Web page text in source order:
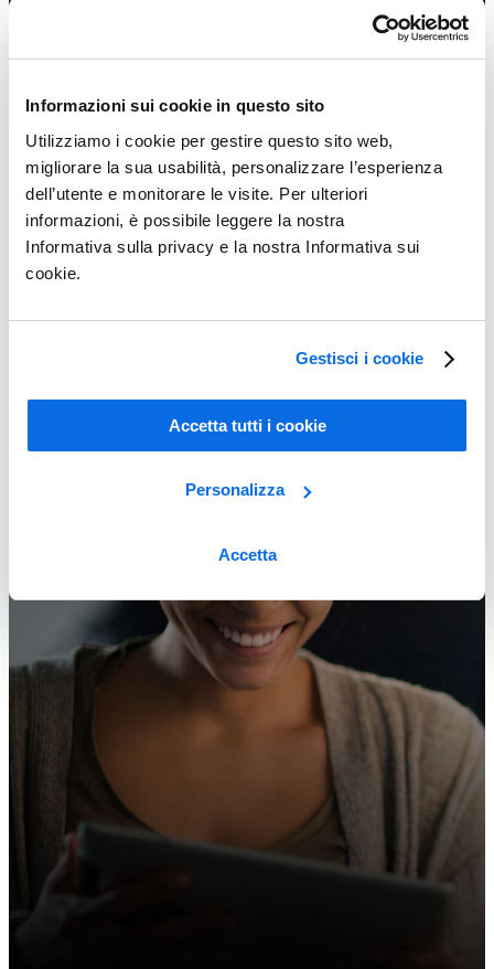
Informazioni sui cookie in questo sito
Utilizziamo i cookie per gestire questo sito web,
migliorare la sua usabilità, personalizzare l’esperienza
dell’utente e monitorare le visite. Per ulteriori
informazioni, è possibile leggere la nostra
Informativa sulla privacy e la nostra Informativa sui
cookie.
Gestisci i cookie
Accetta tutti i cookie
Personalizza
Accetta
ERP vs PLM: quale dei due produce il maggiore impatto?